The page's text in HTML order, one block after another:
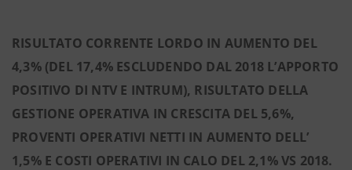
RISULTATO CORRENTE LORDO IN AUMENTO DEL
4,3% (DEL 17,4% ESCLUDENDO DAL 2018 L’APPORTO
POSITIVO DI NTV E INTRUM), RISULTATO DELLA
GESTIONE OPERATIVA IN CRESCITA DEL 5,6%,
PROVENTI OPERATIVI NETTI IN AUMENTO DELL’
1,5% E COSTI OPERATIVI IN CALO DEL 2,1% VS 2018.